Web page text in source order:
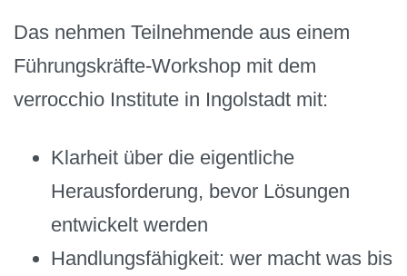
Das nehmen Teilnehmende aus einem
Führungskräfte-Workshop mit dem
verrocchio Institute in Ingolstadt mit:
Klarheit über die eigentliche
Herausforderung, bevor Lösungen
entwickelt werden
Handlungsfähigkeit: wer macht was bis